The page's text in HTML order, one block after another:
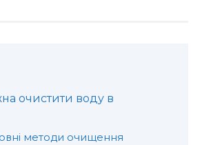
очистити воду в
методи очищення